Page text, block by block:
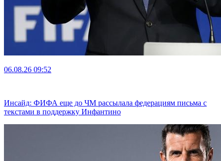
06.08.26 09:52
Инсайд: ФИФА еще до ЧМ рассылала федерациям письма с
текстами в поддержку Инфантино